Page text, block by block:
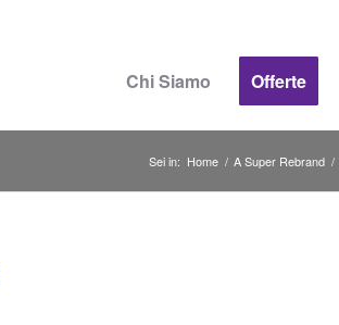
Chi Siamo Offerte
Sei in: Home / A Super Rebrand /